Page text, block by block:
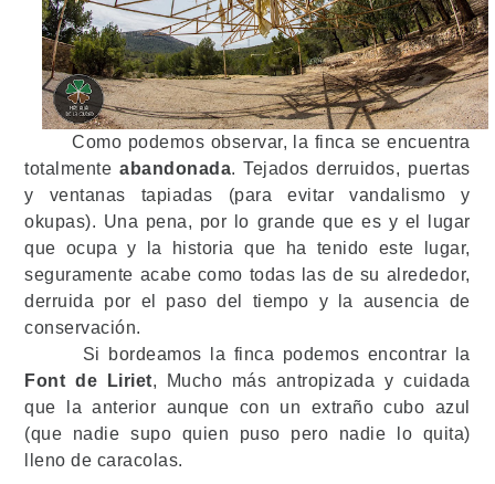
Como podemos observar, la finca se encuentra
totalmenteabandonada. Tejados derruidos, puertas
y ventanas tapiadas (para evitar vandalismo y
okupas). Una pena, por lo grande que es y el lugar
que ocupa y la historia que ha tenido este lugar,
seguramente acabe como todas las de su alrededor,
derruida por el paso del tiempo y la ausencia de
conservación.
Si bordeamos la finca podemos encontrar la
Font de Liriet, Mucho más antropizada y cuidada
que la anterior aunque con un extraño cubo azul
(que nadie supo quien puso pero nadie lo quita)
lleno de caracolas.